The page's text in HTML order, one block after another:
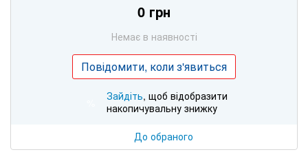
0 грн
Немає в наявності
Повідомити, коли з'явиться
Зайдіть, щоб відобразити
накопичувальну знижку
До обраного